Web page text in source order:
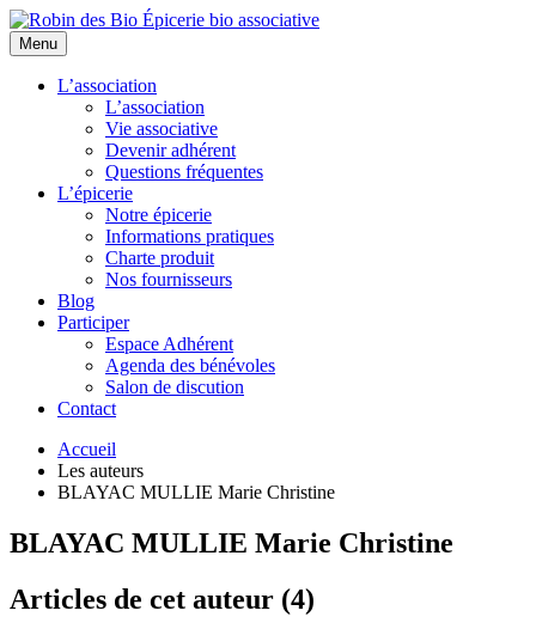
Menu
L’association
L’association
Vie associative
Devenir adhérent
Questions fréquentes
L’épicerie
Notre épicerie
Informations pratiques
Charte produit
Nos fournisseurs
Blog
Participer
Espace Adhérent
Agenda des bénévoles
Salon de discution
Contact
Accueil
Les auteurs
BLAYAC MULLIE Marie Christine
BLAYAC MULLIE Marie Christine
Articles de cet auteur (4)